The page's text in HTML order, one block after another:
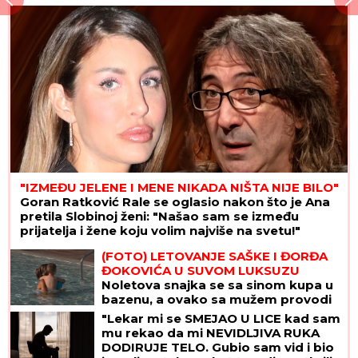
"IZMEĐU JELENE I MENE NIKADA NIŠTA NIJE BILO"
Goran Ratković Rale se oglasio nakon što je Ana
pretila Slobinoj ženi: "Našao sam se između
prijatelja i žene koju volim najviše na svetu!"
(FOTO) LETOVANJE SAŠKE I ĐORĐA
ĐOKOVIĆA U SUVOM LUKSUZU
Noletova snajka se sa sinom kupa u
bazenu, a ovako sa mužem provodi
vreme na jahti
"Lekar mi se SMEJAO U LICE kad sam
mu rekao da mi NEVIDLJIVA RUKA
DODIRUJE TELO. Gubio sam vid i bio